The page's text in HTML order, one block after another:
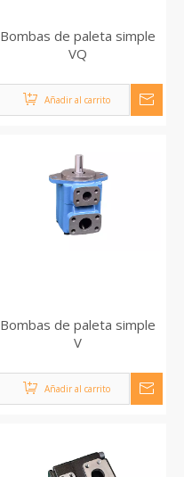
Bombas de paleta simple
VQ
Añadir al carrito
Bombas de paleta simple
V
Añadir al carrito